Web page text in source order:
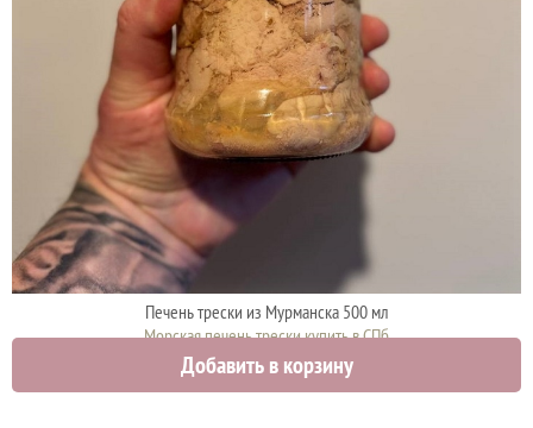
Печень трески из Мурманска 500 мл
Морская печень трески купить в СПб
1000 руб.
Добавить в корзину